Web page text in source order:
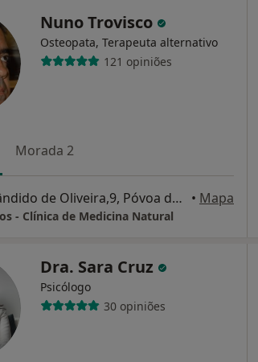
Nuno Trovisco
Osteopata, Terapeuta alternativo
121 opiniões
Morada 2
Praceta Cândido de Oliveira,9, Póvoa de Santo Adrião • Mapa
- Clínica de Medicina Natural
Dra. Sara Cruz
Psicólogo
30 opiniões